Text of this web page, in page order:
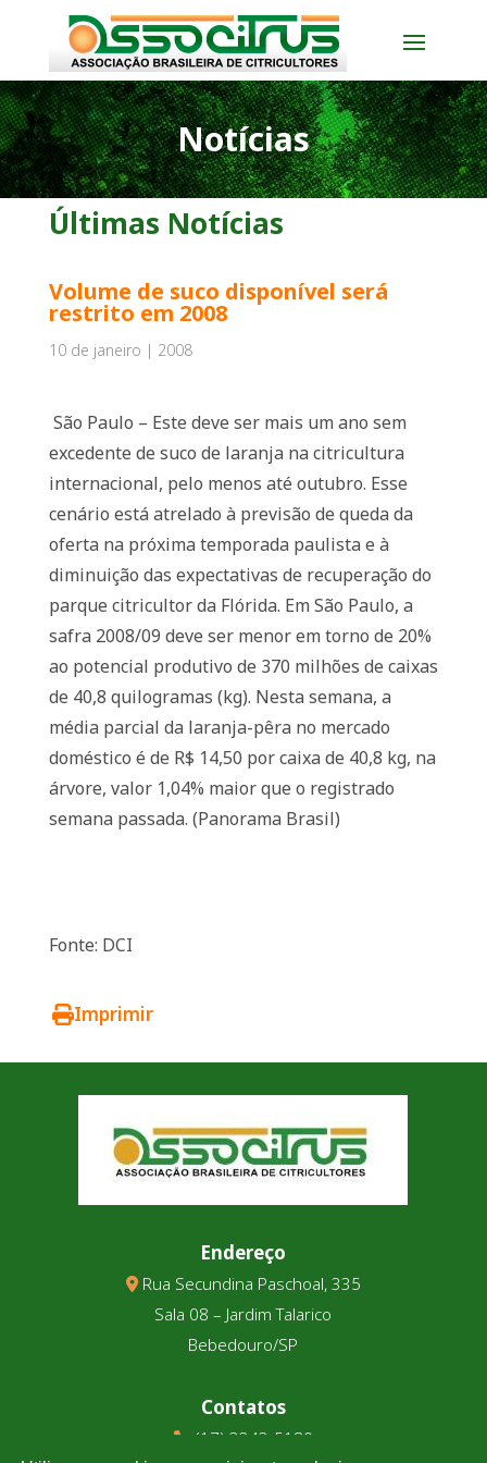
Notícias
Últimas Notícias
Volume de suco disponível será
restrito em 2008
10 de janeiro | 2008
São Paulo – Este deve ser mais um ano sem
excedente de suco de laranja na citricultura
internacional, pelo menos até outubro. Esse
cenário está atrelado à previsão de queda da
oferta na próxima temporada paulista e à
diminuição das expectativas de recuperação do
parque citricultor da Flórida. Em São Paulo, a
safra 2008/09 deve ser menor em torno de 20%
ao potencial produtivo de 370 milhões de caixas
de 40,8 quilogramas (kg). Nesta semana, a
média parcial da laranja-pêra no mercado
doméstico é de R$ 14,50 por caixa de 40,8 kg, na
árvore, valor 1,04% maior que o registrado
semana passada. (Panorama Brasil)
Fonte: DCI
Imprimir
Endereço
Rua Secundina Paschoal, 335
Sala 08 – Jardim Talarico
Bebedouro/SP
Contatos
(17) 3343-5180